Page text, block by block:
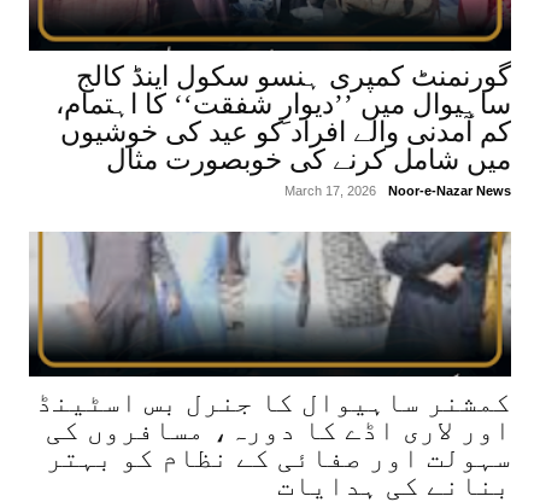
گورنمنٹ کمپری ہنسو سکول اینڈ کالج
ساہیوال میں ’’دیوارِ شفقت‘‘ کا اہتمام،
کم آمدنی والے افراد کو عید کی خوشیوں
میں شامل کرنے کی خوبصورت مثال
Noor-e-Nazar News
March 17, 2026
کمشنر ساہیوال کا جنرل بس اسٹینڈ
اور لاری اڈے کا دورہ، مسافروں کی
سہولت اور صفائی کے نظام کو بہتر
بنانے کی ہدایات